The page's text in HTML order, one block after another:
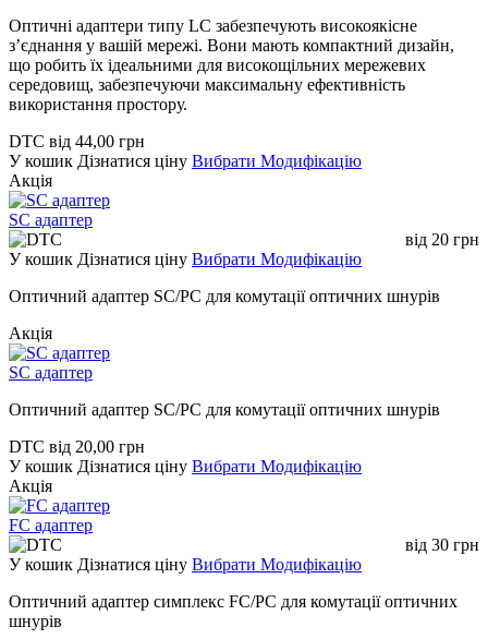
Оптичні адаптери типу LC забезпечують високоякісне
з’єднання у вашій мережі. Вони мають компактний дизайн,
що робить їх ідеальними для високощільних мережевих
середовищ, забезпечуючи максимальну ефективність
використання простору.
DTC від 44,00 грн
У кошик Дізнатися ціну Вибрати Модифікацію
Акція
SC адаптер
від 20 грн
У кошик Дізнатися ціну Вибрати Модифікацію
Оптичний адаптер SC/PC для комутації оптичних шнурів
Акція
SC адаптер
Оптичний адаптер SC/PC для комутації оптичних шнурів
DTC від 20,00 грн
У кошик Дізнатися ціну Вибрати Модифікацію
Акція
FC адаптер
від 30 грн
У кошик Дізнатися ціну Вибрати Модифікацію
Оптичний адаптер симплекс FC/PC для комутації оптичних
шнурів